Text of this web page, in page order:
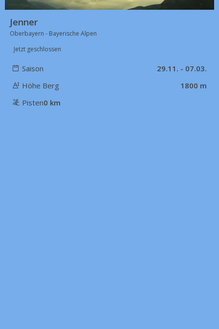
Jenner
Oberbayern - Bayerische Alpen
Jetzt geschlossen
Saison
29.11. - 07.03.
Höhe Berg
1800 m
Pisten0 km